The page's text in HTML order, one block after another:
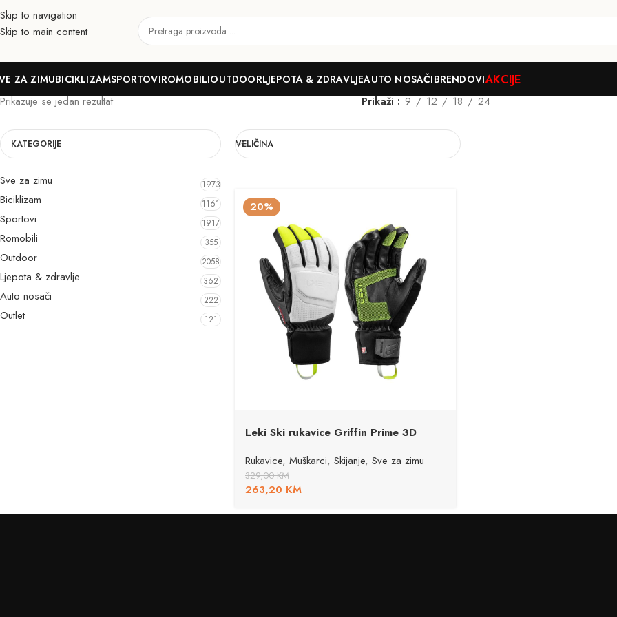
Skip to navigation
Skip to main content
ZA ZIMUBICIKLIZAMSPORTOVIROMOBILIOUTDOORLJEPOTA & ZDRAVLJEAUTO NOSAČIBRENDOVIAKCIJE
9.0
Prikazuje se jedan rezultat Prikaži 9 12 18 24
KATEGORIJE
Sve za zimu 1973
Biciklizam 1161
Sportovi 1917
Romobili 355
Outdoor 2058
Ljepota & zdravlje 362
Auto nosači 222
Outlet 121
VELIČINA
20%
Leki Ski rukavice Griffin Prime 3D
Rukavice, Muškarci, Skijanje, Sve za zimu
329,00KM
263,20 KM